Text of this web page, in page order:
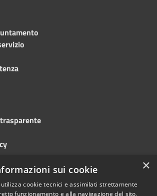
×
sui cookie
cookie tecnici e assimilati strettamente
funzionamento e alla navigazione del sito,